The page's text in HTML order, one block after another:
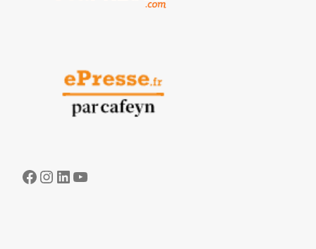
Facebook
Instagram
LinkedIn
YouTube